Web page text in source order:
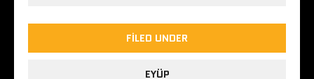
FILED UNDER
EYÜP